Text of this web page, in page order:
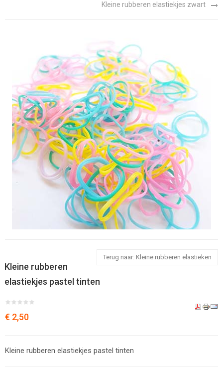
Kleine rubberen elastiekjes zwart
Terug naar: Kleine rubberen elastieken
Kleine rubberen
elastiekjes pastel tinten
€ 2,50
Kleine rubberen elastiekjes pastel tinten